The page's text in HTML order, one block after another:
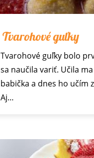
Tvarohové guľky
Tvarohové guľky bolo
sa naučila variť. Učila
babička a dnes ho učím
Aj…